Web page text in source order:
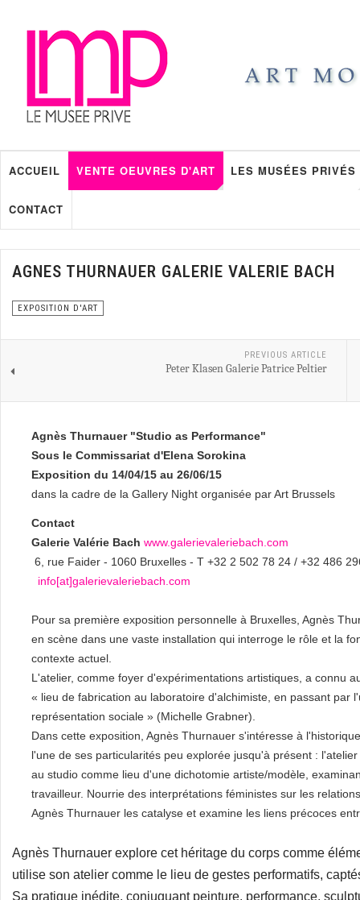
ACCUEIL VENTE OEUVRES D'ART LES MUSÉES PRIVÉS
CONTACT
AGNES THURNAUER GALERIE VALERIE BACH
EXPOSITION D'ART
PREVIOUS ARTICLE
Peter Klasen Galerie Patrice Peltier
Agnès Thurnauer "Studio as Performance"
Sous le Commissariat d'Elena Sorokina
Exposition du 14/04/15 au 26/06/15
dans la cadre de la Gallery Night organisée par Art Brussels
Contact
Galerie Valérie Bach www.galerievaleriebach.com
6, rue Faider - 1060 Bruxelles - T +32 2 502 78 24 / +32 486
info[at]galerievaleriebach.com
Pour sa première exposition personnelle à Bruxelles, Agnès
en scène dans une vaste installation qui interroge le rôle et la
contexte actuel.
L'atelier, comme foyer d'expérimentations artistiques, a connu
« lieu de fabrication au laboratoire d'alchimiste, en passant par
représentation sociale » (Michelle Grabner).
Dans cette exposition, Agnès Thurnauer s'intéresse à
l'une de ses particularités peu explorée jusqu'à présent :
au studio comme lieu d'une dichotomie artiste/modèle,
travailleur. Nourrie des interprétations féministes sur les
Agnès Thurnauer les catalyse et examine les liens précoces
Agnès Thurnauer explore cet héritage du corps comme
utilise son atelier comme le lieu de gestes performatifs,
Sa pratique inédite, conjuguant peinture, performance,